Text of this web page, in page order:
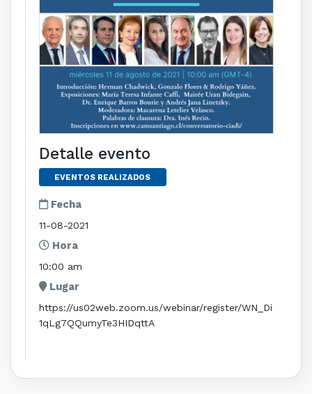
Detalle evento
EVENTOS REALIZADOS
Fecha
11-08-2021
Hora
10:00 am
Lugar
https://us02web.zoom.us/webinar/register/WN_Di
1qLg7QQumyTe3HIDqttA